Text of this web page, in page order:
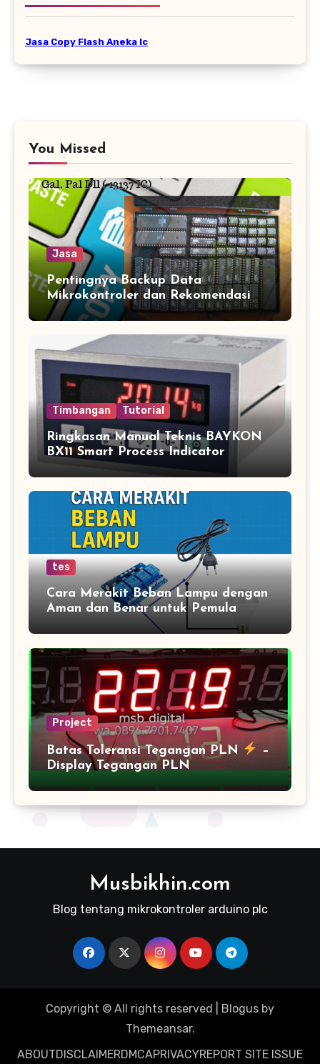
Jasa Copy Flash Aneka Ic
You Missed
Jasa
Pentingnya Backup Data
Mikrokontroler dan Rekomendasi
Jasa Copy IC Terpercaya
Timbangan Tutorial
Ringkasan Manual Teknis BAYKON
BX11 Smart Process Indicator
tes
Cara Merakit Beban Lampu dengan
Aman dan Benar untuk Pemula
Project
Batas Toleransi Tegangan PLN
–
Display Tegangan PLN
Musbikhin.com
Blog tentang mikrokontroler arduino plc
Copyright © All rights reserved Blogus by
Themeansar.
ABOUTDISCLAIMERDMCAPRIVACYREPORT SITE ISSUE